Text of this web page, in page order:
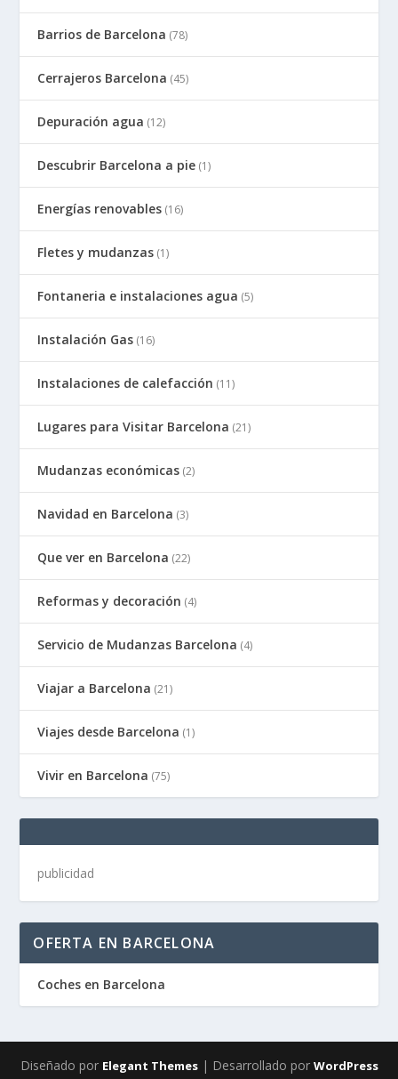
Barrios de Barcelona (78)
Cerrajeros Barcelona (45)
Depuración agua (12)
Descubrir Barcelona a pie (1)
Energías renovables (16)
Fletes y mudanzas (1)
Fontaneria e instalaciones agua (5)
Instalación Gas (16)
Instalaciones de calefacción (11)
Lugares para Visitar Barcelona (21)
Mudanzas económicas (2)
Navidad en Barcelona (3)
Que ver en Barcelona (22)
Reformas y decoración (4)
Servicio de Mudanzas Barcelona (4)
Viajar a Barcelona (21)
Viajes desde Barcelona (1)
Vivir en Barcelona (75)
publicidad
OFERTA EN BARCELONA
Coches en Barcelona
Diseñado por Elegant Themes| Desarrollado por WordPress